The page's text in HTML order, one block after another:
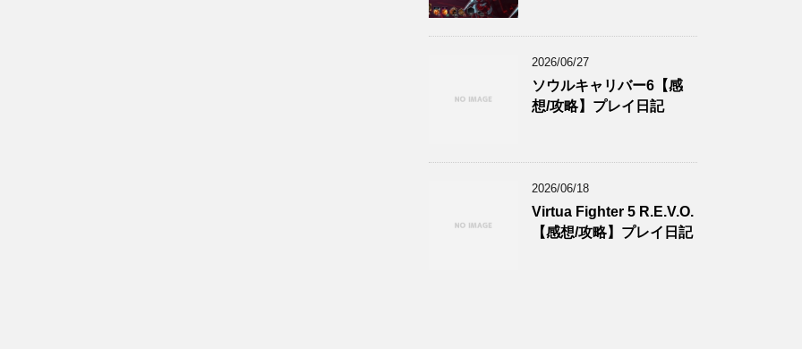
2026/06/27
ソウルキャリバー6【感
想/攻略】プレイ日記
2026/06/18
Virtua Fighter 5 R.E.V.O.
【感想/攻略】プレイ日記